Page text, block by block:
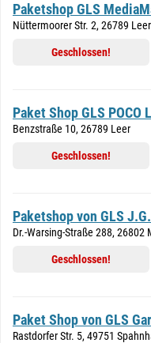
Paketshop GLS
Nüttermoorer Str. 2, 26789 Leer
Geschlossen!
Paket Shop GLS POCO
Benzstraße 10, 26789 Leer
Geschlossen!
Paketshop von GLS
Dr.-Warsing-Straße 288, 26802
Geschlossen!
Paket Shop von GLS
Rastdorfer Str. 5, 49751